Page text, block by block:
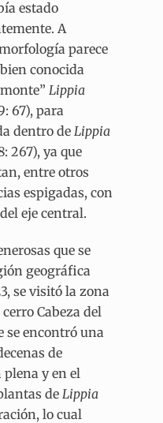
estado
A
parece
conocida
Lippia
67), para
dentro de Lippia
267), ya que
entre otros
espigadas, con
eje central.
que se
geográfica
se visitó la zona
Cabeza del
se encontró una
de
y en el
de Lippia
lo cual